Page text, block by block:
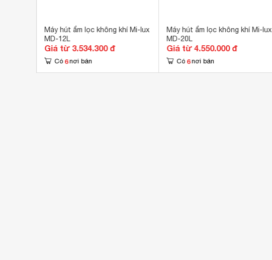
Máy hút ẩm lọc không khí Mi-lux
MD-12L
Giá từ 3.534.300 đ
Có 6 nơi bán
Máy hút ẩm lọc không khí Mi-lux
MD-20L
Giá từ 4.550.000 đ
Có 6 nơi bán